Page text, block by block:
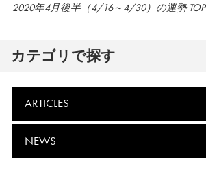
2020年4月後半（4/16～4/30）の運勢 TOP
カテゴリで探す
ARTICLES
NEWS